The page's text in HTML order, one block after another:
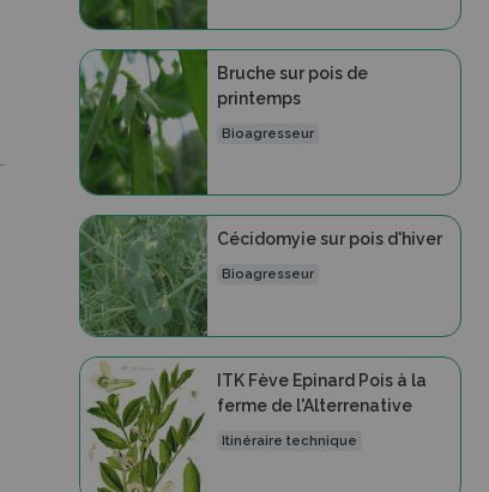
Bruche sur pois de
printemps
Bioagresseur
Cécidomyie sur pois d'hiver
Bioagresseur
ITK Fève Epinard Pois à la
ferme de l'Alterrenative
Itinéraire technique